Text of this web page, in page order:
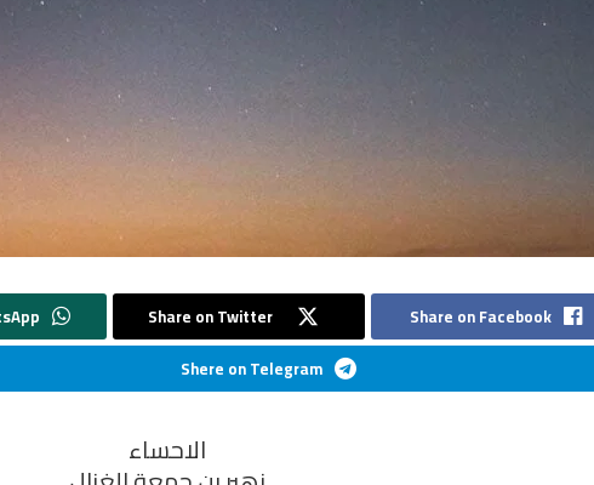
Share on Facebook
Share on Twitter
Shere on Telegram
الاحساء